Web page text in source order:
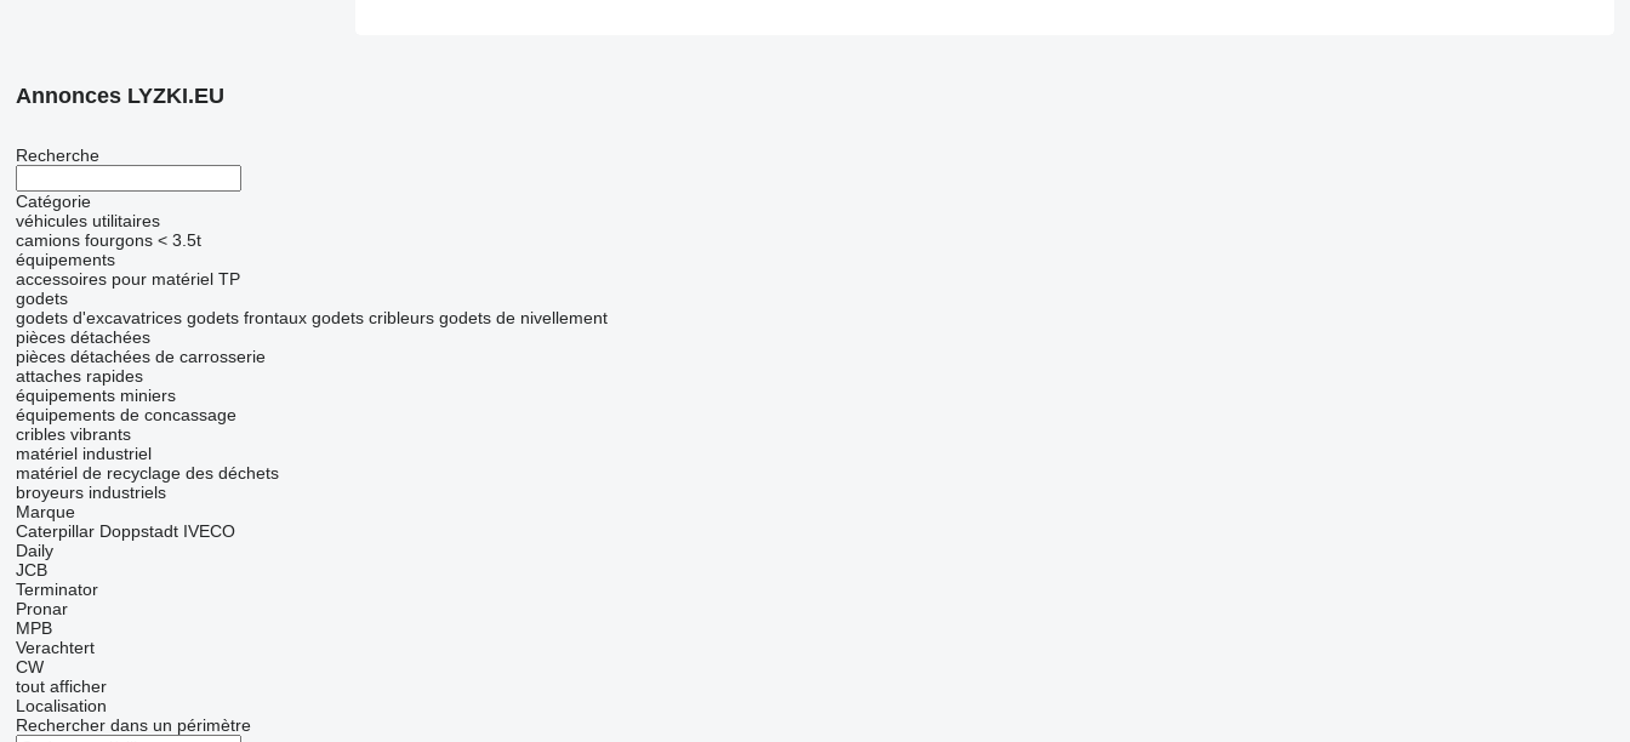
Annonces LYZKI.EU
Recherche
Catégorie
véhicules utilitaires
camions fourgons < 3.5t
équipements
accessoires pour matériel TP
godets
godets d'excavatrices godets frontaux godets cribleurs godets de nivellement
pièces détachées
pièces détachées de carrosserie
attaches rapides
équipements miniers
équipements de concassage
cribles vibrants
matériel industriel
matériel de recyclage des déchets
broyeurs industriels
Marque
Caterpillar Doppstadt IVECO
Daily
JCB
Terminator
Pronar
MPB
Verachtert
CW
tout afficher
Localisation
Rechercher dans un périmètre